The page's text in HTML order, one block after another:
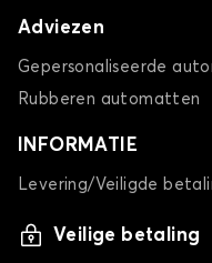
Adviezen
Gepersonaliseerde
Rubberen automatten
INFORMATIE
Levering/Veiligde
Veilige betaling